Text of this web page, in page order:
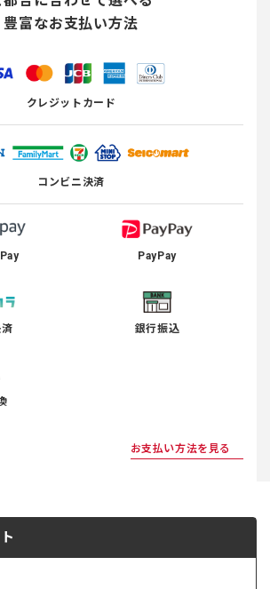
豊富なお支払い方法
クレジットカード
コンビニ決済
PayPay
銀行振込
お支払い方法を見る